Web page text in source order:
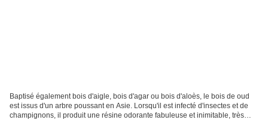
Baptisé également bois d'aigle, bois d'agar ou bois d'aloès, le bois de oud
est issus d'un arbre poussant en Asie. Lorsqu'il est infecté d'insectes et de
champignons, il produit une résine odorante fabuleuse et inimitable, très